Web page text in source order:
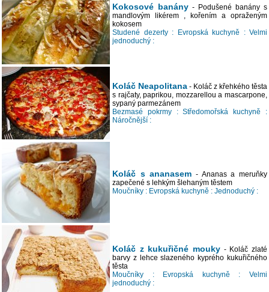
Kokosové banány - Podušené banány s
mandlovým likérem , kořením a opraženým
kokosem
Studené dezerty :
Evropská kuchyně : Velmi
jednoduchý :
Koláč Neapolitana - Koláč z křehkého těsta
s rajčaty, paprikou, mozzarellou a mascarpone,
sypaný parmezánem
Bezmasé pokrmy : Středomořská kuchyně :
Náročnější :
Koláč s ananasem - Ananas a meruňky
zapečené s lehkým šlehaným těstem
Moučníky : Evropská kuchyně : Jednoduchý :
Koláč z kukuřičné mouky - Koláč zlaté
barvy z lehce slazeného kyprého kukuřičného
těsta
Moučníky :
Evropská kuchyně :
Velmi
jednoduchý :